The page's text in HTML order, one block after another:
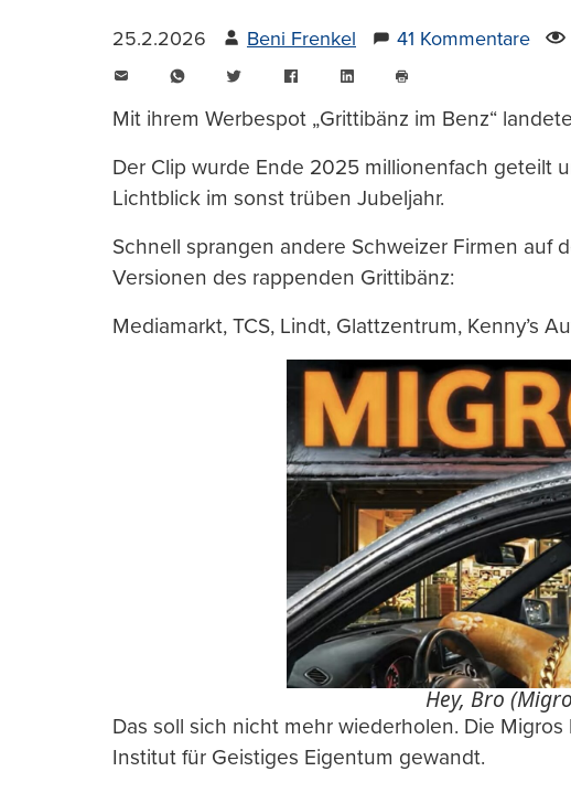
25.2.2026 Beni Frenkel 41 Kommentare
WhatsAppTwitter FacebookLinkedIn
drucken
Mit ihrem Werbespot „Grittibänz im Benz“
Der Clip wurde Ende 2025 millionenfach geteilt
Lichtblick im sonst trüben Jubeljahr.
Schnell sprangen andere Schweizer Firmen auf
Versionen des rappenden Grittibänz:
Mediamarkt, TCS, Lindt, Glattzentrum, Kenny’s
Hey, Bro
Das soll sich nicht mehr wiederholen. Die
Institut für Geistiges Eigentum gewandt.